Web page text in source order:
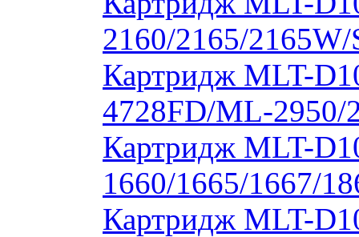
2160/2165/
Картридж MLT-
4728FD/ML-2950/
Картридж MLT-
1660/1665/1667/
Картридж MLT-